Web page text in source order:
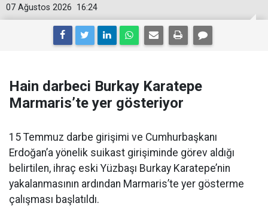
16:24
07 Ağustos 2026
Hain darbeci Burkay Karatepe
Marmaris’te yer gösteriyor
15 Temmuz darbe girişimi ve Cumhurbaşkanı
Erdoğan’a yönelik suikast girişiminde görev aldığı
belirtilen, ihraç eski Yüzbaşı Burkay Karatepe’nin
yakalanmasının ardından Marmaris’te yer gösterme
çalışması başlatıldı.